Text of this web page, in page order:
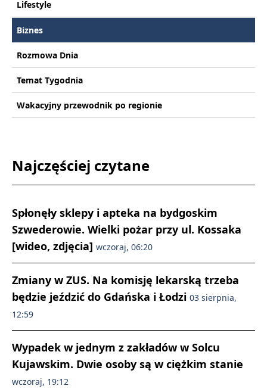
Lifestyle
Biznes
Rozmowa Dnia
Temat Tygodnia
Wakacyjny przewodnik po regionie
Najczęściej czytane
Spłonęły sklepy i apteka na bydgoskim
Szwederowie. Wielki pożar przy ul. Kossaka
[wideo, zdjęcia] wczoraj, 06:20
Zmiany w ZUS. Na komisję lekarską trzeba
będzie jeździć do Gdańska i Łodzi 03 sierpnia,
12:59
Wypadek w jednym z zakładów w Solcu
Kujawskim. Dwie osoby są w ciężkim stanie
wczoraj, 19:12